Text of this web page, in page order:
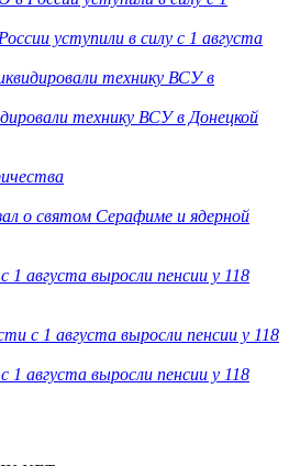
уступили в силу с 1 августа
технику ВСУ в Донецкой
о святом Серафиме и ядерной
1 августа выросли пенсии у 118
1 августа выросли пенсии у 118